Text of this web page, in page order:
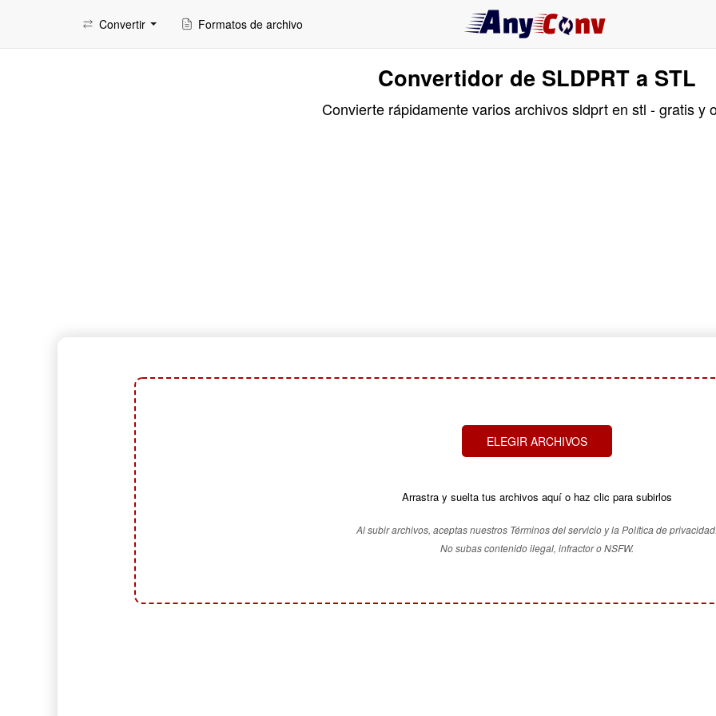
Convertir Formatos de archivo
Convertidor de SLDPRT a STL
Convierte rápidamente varios archivos sldprt en stl - gratis y
ELEGIR ARCHIVOS
Arrastra y suelta tus archivos aquí o haz clic para subirlos
Al subir archivos, aceptas nuestros Términos del servicio y la Política de
No subas contenido ilegal, infractor o NSFW.